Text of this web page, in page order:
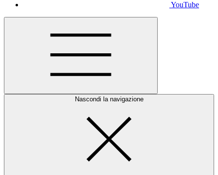
YouTube
Nascondi la navigazione